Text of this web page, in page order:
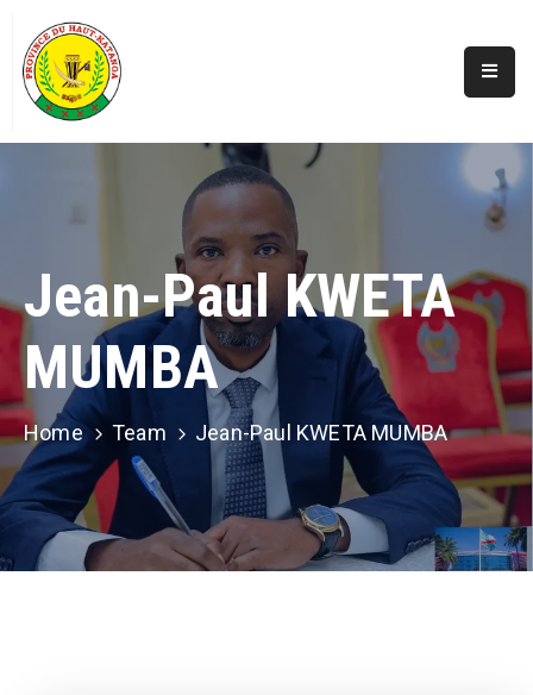
Accueil
Secteurs
Infos
Covid
Perspectives
Galerie
Contacts
Jean-Paul KWETA
MUMBA
Home Team Jean-Paul KWETA MUMBA